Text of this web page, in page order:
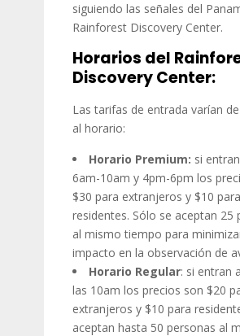
siguiendo las señales del
Rainforest Discovery Center.
Horarios del
Discovery Center:
Las tarifas de entrada varían
al horario:
Horario Premium: si
6am-10am y 4pm-6pm los
$30 para extranjeros y $10 para
residentes. Sólo se aceptan 25
al mismo tiempo para
impacto en la observación de
Horario Regular: si entran
las 10am los precios son $20
extranjeros y $10 para
aceptan hasta 50 personas al